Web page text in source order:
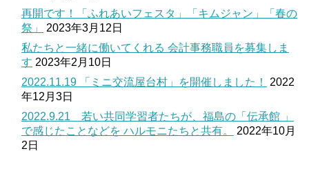
再開です！「ふれあいフェスタ」「キムジャン」「春の
祭」
2023年3月12日
私たちと一緒に働いてくれる 会計事務職員を募集しま
す 2023年2月10日
2022.11.19 「ミニ交流屋台村」を開催しました！
2022
年12月3日
2022.9.21 若い共同学習者たちが、福島の「伝承館 」
で感じたことなどを ハルモニたちと共有。
2022年10月
2日